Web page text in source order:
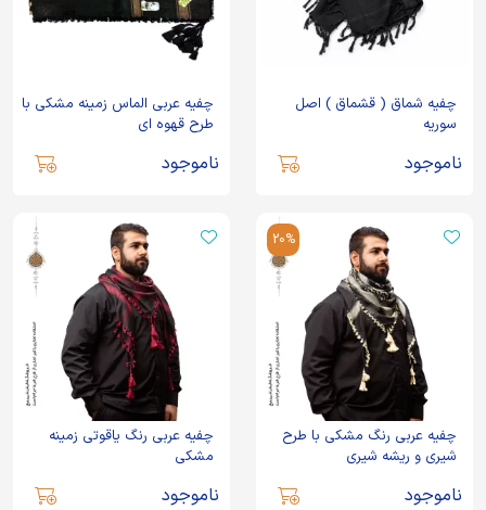
چفیه شماق ( قشماق ) اصل
سوریه
ناموجود
چفیه عربی الماس زمینه مشکی با
طرح قهوه ای
ناموجود
20%
چفیه عربی رنگ مشکی با طرح
شیری و ریشه شیری
ناموجود
چفیه عربی رنگ یاقوتی زمینه
مشکی
ناموجود